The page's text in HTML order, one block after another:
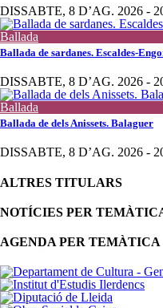
DISSABTE, 8 D’AG. 2026 -
Ballada
Ballada de sardanes. Escaldes-
DISSABTE, 8 D’AG. 2026 -
Ballada
Ballada de dels Anissets. Balaguer
DISSABTE, 8 D’AG. 2026 -
ALTRES TITULARS
NOTÍCIES PER
AGENDA PER TEMÀTICA